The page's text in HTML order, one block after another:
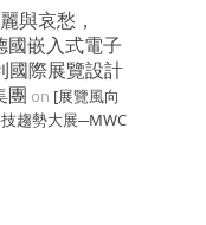
與哀愁，
嵌入式電子
國際展覽設計
團 on [展覽風向
趨勢大展─MWC